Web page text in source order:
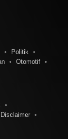
Politik
Otomotif
Disclaimer